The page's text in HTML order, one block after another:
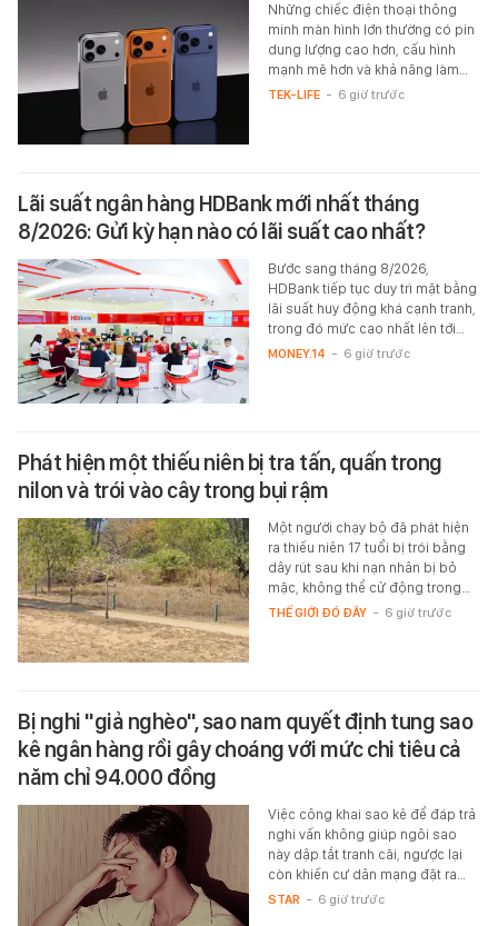
Những chiếc điện thoại thông
minh màn hình lớn thường có pin
dung lượng cao hơn, cấu hình
mạnh mẽ hơn và khả năng làm…
TEK-LIFE - 6 giờ trước
Lãi suất ngân hàng HDBank mới nhất tháng
8/2026: Gửi kỳ hạn nào có lãi suất cao nhất?
Bước sang tháng 8/2026,
HDBank tiếp tục duy trì mặt bằng
lãi suất huy động khá cạnh tranh,
trong đó mức cao nhất lên tới…
MONEY.14 - 6 giờ trước
Phát hiện một thiếu niên bị tra tấn, quấn trong
nilon và trói vào cây trong bụi rậm
Một người chạy bộ đã phát hiện
ra thiếu niên 17 tuổi bị trói bằng
dây rút sau khi nạn nhân bị bỏ
mặc, không thể cử động trong…
THẾ GIỚI ĐÓ ĐÂY - 6 giờ trước
Bị nghi "giả nghèo", sao nam quyết định tung sao
kê ngân hàng rồi gây choáng với mức chi tiêu cả
năm chỉ 94.000 đồng
Việc công khai sao kê để đáp trả
nghi vấn không giúp ngôi sao
này dập tắt tranh cãi, ngược lại
còn khiến cư dân mạng đặt ra…
STAR - 6 giờ trước